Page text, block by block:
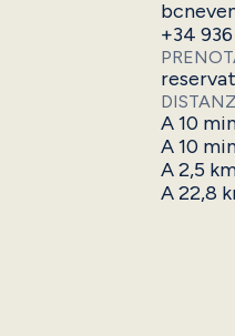
+34
A 10
A 10
A 2,5
A 22,8